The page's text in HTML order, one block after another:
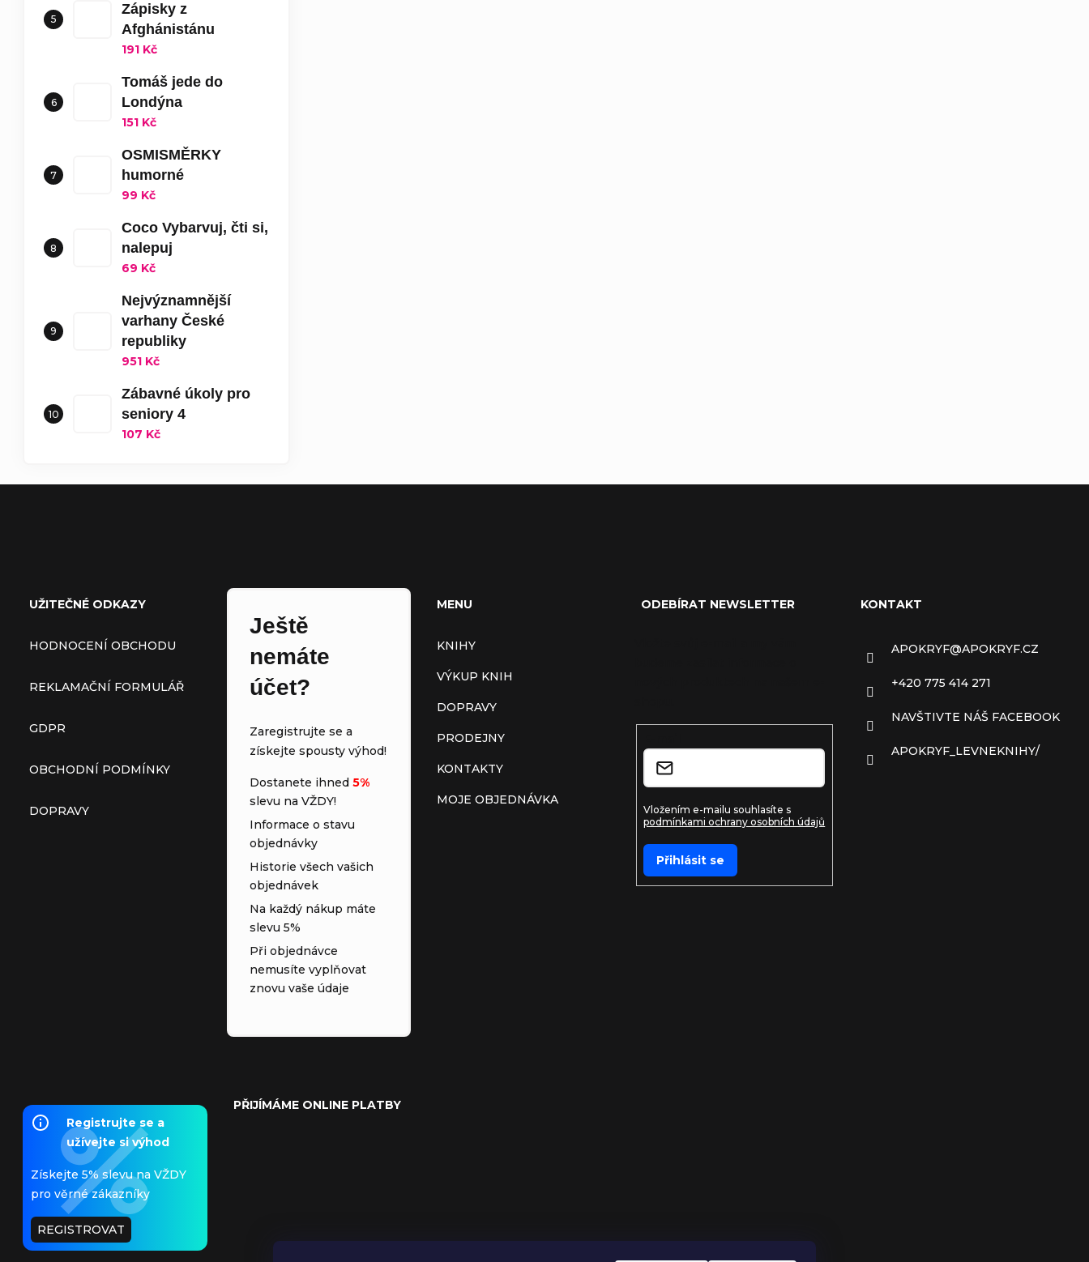
Zápisky z
Afghánistánu
191 Kč
Tomáš jede do
Londýna
151 Kč
OSMISMĚRKY
humorné
99 Kč
Coco Vybarvuj, čti si,
nalepuj
69 Kč
Nejvýznamnější
varhany České
republiky
951 Kč
Zábavné úkoly pro
seniory 4
107 Kč
UŽITEČNÉ ODKAZY
HODNOCENÍ OBCHODU
REKLAMAČNÍ FORMULÁŘ
GDPR
OBCHODNÍ PODMÍNKY
DOPRAVY
Ještě
nemáte
účet?
Zaregistrujte se a
získejte spousty výhod!
Dostanete ihned 5%
slevu na VŽDY!
Informace o stavu
objednávky
Historie všech vašich
objednávek
Na každý nákup máte
slevu 5%
Při objednávce
nemusíte vyplňovat
znovu vaše údaje
MENU
KNIHY
VÝKUP KNIH
DOPRAVY
PRODEJNY
KONTAKTY
MOJE OBJEDNÁVKA
ODEBÍRAT NEWSLETTER
Vložením e-mailu souhlasíte s
podmínkami ochrany osobních údajů
Přihlásit se
KONTAKT
APOKRYF@APOKRYF.CZ
+420 775 414 271
NAVŠTIVTE NÁŠ FACEBOOK
APOKRYF_LEVNEKNIHY/
Registrujte se a
užívejte si výhod
Získejte 5% slevu na VŽDY
pro věrné zákazníky
REGISTROVAT
PŘIJÍMÁME ONLINE PLATBY